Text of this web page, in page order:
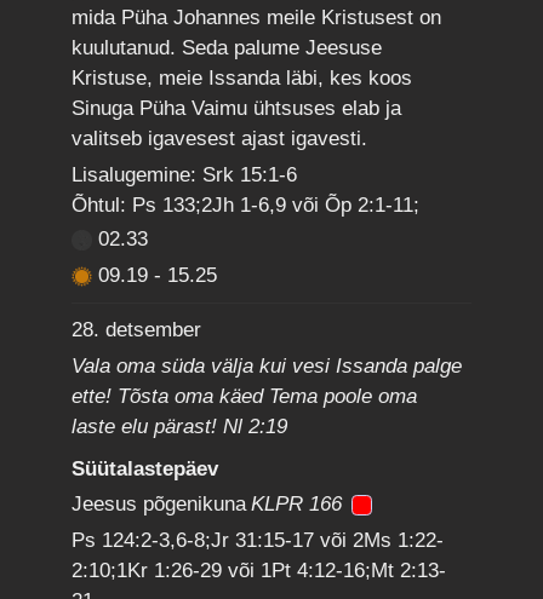
mida Püha Johannes meile Kristusest on
kuulutanud. Seda palume Jeesuse
Kristuse, meie Issanda läbi, kes koos
Sinuga Püha Vaimu ühtsuses elab ja
valitseb igavesest ajast igavesti.
Lisalugemine: Srk 15:1-6
Õhtul: Ps 133;2Jh 1-6,9 või Õp 2:1-11;
02.33
09.19- 15.25
28. detsember
Vala oma süda välja kui vesi Issanda palge
ette! Tõsta oma käed Tema poole oma
laste elu pärast! Nl 2:19
Süütalastepäev
Jeesus põgenikuna KLPR 166
Ps 124:2-3,6-8;Jr 31:15-17 või 2Ms 1:22-
2:10;1Kr 1:26-29 või 1Pt 4:12-16;Mt 2:13-